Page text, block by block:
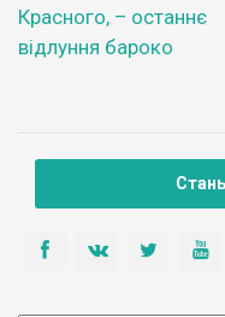
Красного, – останнє
відлуння бароко